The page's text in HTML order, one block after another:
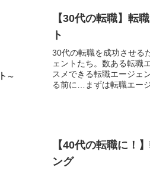
【30代の転職】転
ト
30代の転職を成功させる
ェントたち。数ある転職
スメできる転職エージェ
る前に…まずは転職エー
【40代の転職に！
ング